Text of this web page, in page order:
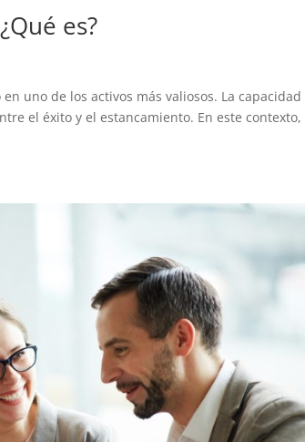
es?
uno de los activos más valiosos. La capacidad
el éxito y el estancamiento. En este contexto,